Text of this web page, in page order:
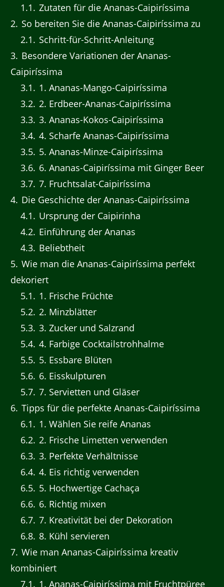
1.1
Zutaten für die Ananas-Caipiríssima
2 So bereiten Sie die Ananas-Caipiríssima zu
2.1
Schritt-für-Schritt-Anleitung
3 Besondere Variationen der Ananas-
Caipiríssima
3.1
1. Ananas-Mango-Caipiríssima
3.2 2. Erdbeer-Ananas-Caipiríssima
3.3 3. Ananas-Kokos-Caipiríssima
3.4 4. Scharfe Ananas-Caipiríssima
3.5 5. Ananas-Minze-Caipiríssima
3.6 6. Ananas-Caipiríssima mit Ginger Beer
3.7 7. Fruchtsalat-Caipiríssima
4 Die Geschichte der Ananas-Caipiríssima
4.1
Ursprung der Caipirinha
4.2 Einführung der Ananas
4.3 Beliebtheit
5 Wie man die Ananas-Caipiríssima perfekt
dekoriert
5.1
1. Frische Früchte
5.2 2. Minzblätter
5.3 3. Zucker und Salzrand
5.4 4. Farbige Cocktailstrohhalme
5.5 5. Essbare Blüten
5.6 6. Eisskulpturen
5.7 7. Servietten und Gläser
6 Tipps für die perfekte Ananas-Caipiríssima
6.1
1. Wählen Sie reife Ananas
6.2 2. Frische Limetten verwenden
6.3 3. Perfekte Verhältnisse
6.4 4. Eis richtig verwenden
6.5 5. Hochwertige Cachaça
6.6 6. Richtig mixen
6.7 7. Kreativität bei der Dekoration
6.8 8. Kühl servieren
7 Wie man Ananas-Caipiríssima kreativ
kombiniert
7.1
1. Ananas-Caipiríssima mit Fruchtpüree